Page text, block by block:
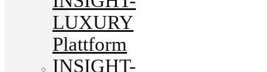
LUXURY
Plattform
INSIGHT-